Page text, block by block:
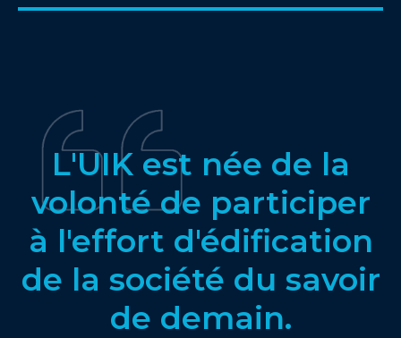
L'UIK est née de la
volonté de participer
à l'effort d'édification
de la société du savoir
de demain.